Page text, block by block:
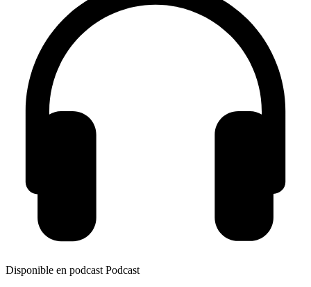
Disponible en podcast Podcast